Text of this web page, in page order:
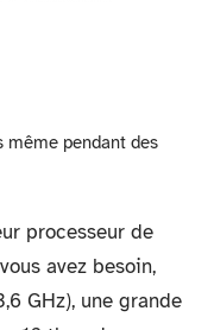
même pendant des
processeur de
avez besoin,
GHz), une grande